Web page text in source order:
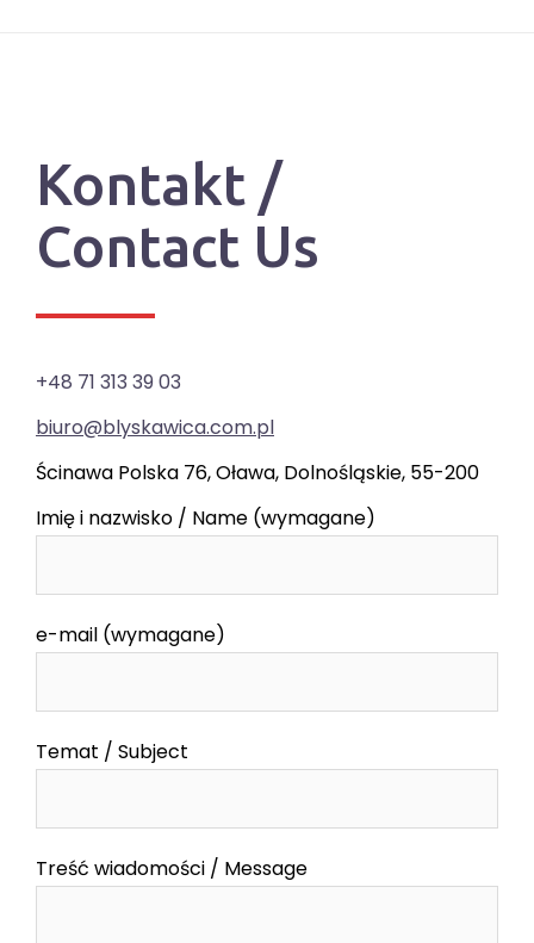
Kontakt /
Contact Us
+48 71 313 39 03
biuro@blyskawica.com.pl
Ścinawa Polska 76, Oława, Dolnośląskie, 55-200
Imię i nazwisko / Name (wymagane)
e-mail (wymagane)
Temat / Subject
Treść wiadomości / Message